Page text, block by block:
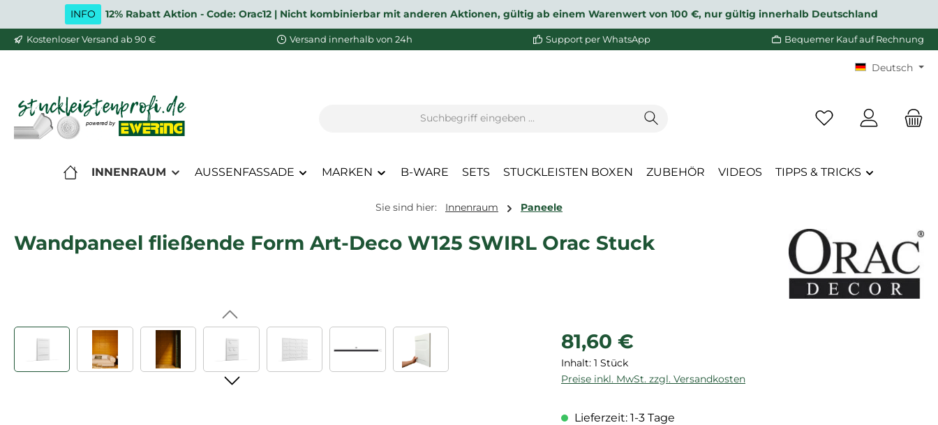
Hauptinhalt springen
Zur Suche springen
Zur Hauptnavigation springen
INFO 12% Rabatt Aktion - Code: Orac12 | Nicht kombinierbar mit anderen Aktionen, gültig ab einem Warenwert von 100 €, nur gültig innerhalb Deutschland
Kostenloser Versand ab 90 € Versand innerhalb von 24h Support per WhatsApp Bequemer Kauf auf Rechnung
Deutsch
Du hast 0 Produkte
INNENRAUM AUSSENFASSADE MARKEN B-WARE SETS STUCKLEISTEN BOXEN ZUBEHÖR VIDEOS TIPPS & TRICKS
Sie sind hier: Innenraum Paneele
Wandpaneel fließende Form Art-Deco W125 SWIRL Orac Stuck
Bildergalerie überspringen Regulärer Preis:
81,60 €
Inhalt: 1 Stück
Preise inkl. MwSt. zzgl. Versandkosten
Lieferzeit: 1-3 Tage